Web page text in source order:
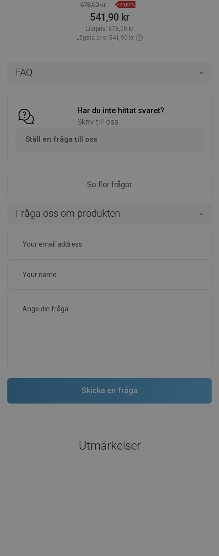
FAQ
Har du inte hittat svaret?
Skriv till oss
Ställ en fråga till oss
Se fler frågor
Fråga oss om produkten
678,00 kr −20,07%
541,90 kr
Listpris: 678,00 kr
Lägsta pris: 541,90 kr
Utmärkelser